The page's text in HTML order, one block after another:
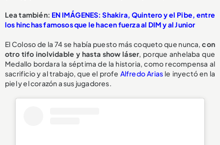
Lea también: EN IMÁGENES: Shakira, Quintero y el Pibe, entre
los hinchas famosos que le hacen fuerza al DIM y al Junior
El Coloso de la 74 se había puesto más coqueto que nunca,con
otro tifo inolvidable y hasta show láser, porque anhelaba que
Medallo bordara la séptima de la historia, como recompensa al
sacrificio y al trabajo, que el profe Alfredo Arias le inyectó en la
piel y el corazón a sus jugadores.